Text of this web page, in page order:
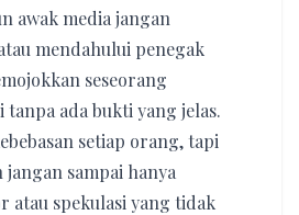
awak media jangan
mendahului penegak
seseorang
ada bukti yang jelas.
setiap orang, tapi
sampai hanya
atau spekulasi yang tidak